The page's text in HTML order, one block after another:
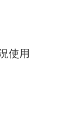
使用